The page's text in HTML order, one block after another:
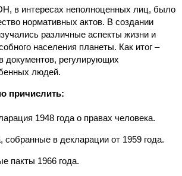
в интересах неполноценных лиц, было
нормативных актов. В создании
различные аспекты жизни и
населения планеты. Как итог –
документов, регулирующих
людей.
причислить:
1948 года о правах человека.
собранные в декларации от 1959 года.
пакты 1966 года.